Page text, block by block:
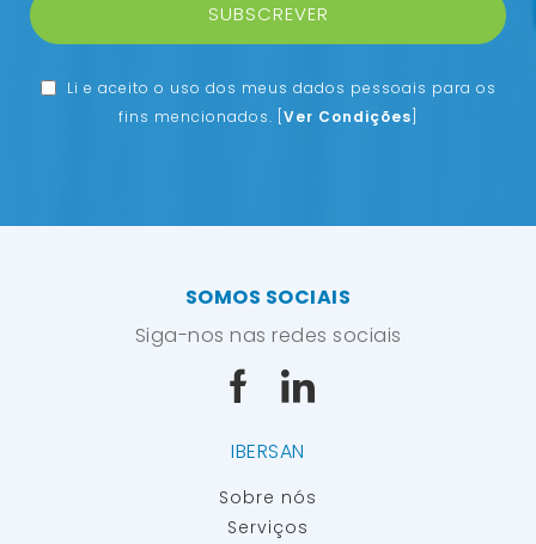
SUBSCREVER
Li e aceito o uso dos meus dados pessoais para os
fins mencionados. Ver Condições
IBERSAN
Sobre nós
Serviços
SOMOS SOCIAIS
Siga-nos nas redes sociais